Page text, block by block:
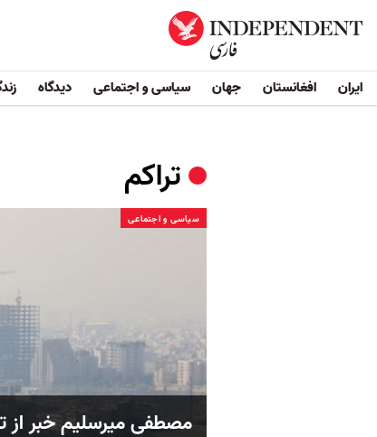
ایران افغانستان جهان سیاسی و اجتماعی دیدگاه
تراکم
سیاسی و اجتماعی
مصطفی میرسلیم خبر از